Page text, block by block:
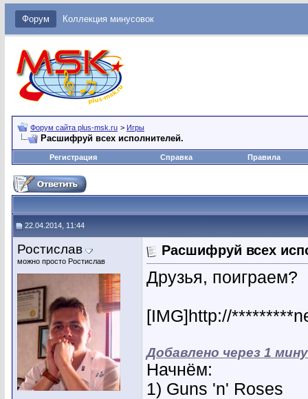
Форум Коллекция минусовок
Форум сайта plus-msk.ru > Игры
Расшифруй всех исполнителей.
Регистрация Справка Правила
22.04.2014, 11:44
Ростислав
можно просто Ростислав
Расшифруй всех
Друзья, поиграем?
[IMG]http://
Добавлено через 1
Начнём:
1) Guns 'n' Roses